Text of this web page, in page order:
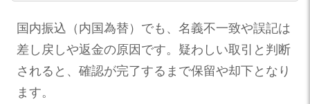
国内振込（内国為替）でも、名義不一致や誤記は
差し戻しや返金の原因です。疑わしい取引と判断
されると、確認が完了するまで保留や却下となり
ます。